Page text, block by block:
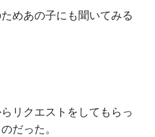
めあの子にも聞いてみる
リクエストをしてもらっ
だった。